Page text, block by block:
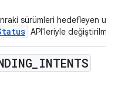
sürümleri hedefleyen
API'leriyle
INTENTS